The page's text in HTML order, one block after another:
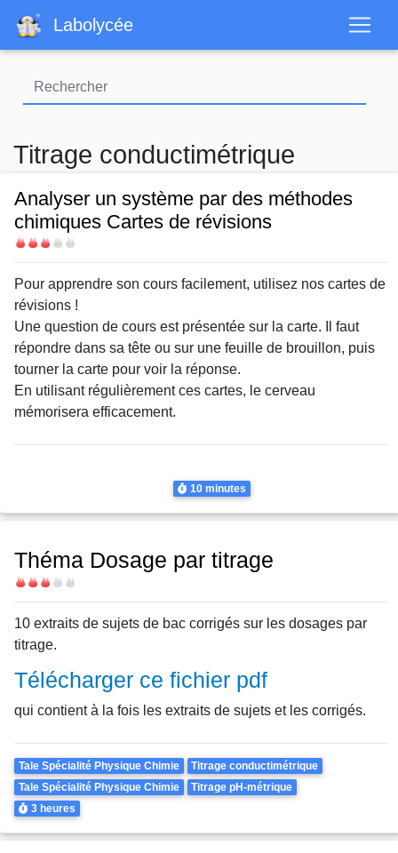
contenu
Labolycée
Titrage conductimétrique
Analyser un système par des méthodes
chimiques Cartes de révisions
Difficulté
Body
Pour apprendre son cours facilement, utilisez nos cartes de
révisions !
Une question de cours est présentée sur la carte. Il faut
répondre dans sa tête ou sur une feuille de brouillon, puis
tourner la carte pour voir la réponse.
En utilisant régulièrement ces cartes, le cerveau
mémorisera efficacement.
Durée
10 minutes
Théma Dosage par titrage
Difficulté
10 extraits de sujets de bac corrigés sur les dosages par
titrage.
Télécharger ce fichier pdf
qui contient à la fois les extraits de sujets et les corrigés.
Theme
Tale Spécialité Physique Chimie
Titrage conductimétrique
Tale Spécialité Physique Chimie
Titrage pH-métrique
Durée
3 heures